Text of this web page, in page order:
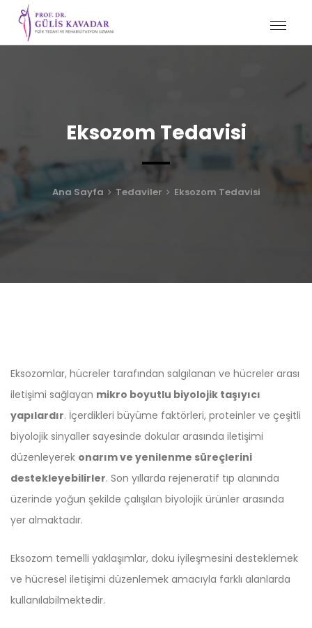
Eksozom Tedavisi
Ana Sayfa Tedaviler Eksozom Tedavisi
Eksozomlar, hücreler tarafından salgılanan ve hücreler arası
iletişimi sağlayan mikro boyutlu biyolojik taşıyıcı
yapılardır. İçerdikleri büyüme faktörleri, proteinler ve çeşitli
biyolojik sinyaller sayesinde dokular arasında iletişimi
düzenleyerek onarım ve yenilenme süreçlerini
destekleyebilirler. Son yıllarda rejeneratif tıp alanında
üzerinde yoğun şekilde çalışılan biyolojik ürünler arasında
yer almaktadır.
Eksozom temelli yaklaşımlar, doku iyileşmesini desteklemek
ve hücresel iletişimi düzenlemek amacıyla farklı alanlarda
kullanılabilmektedir.